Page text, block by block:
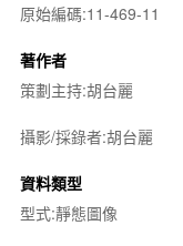
原始編碼:11-469-11
著作者
策劃主持:胡台麗
攝影/採錄者:胡台麗
資料類型
型式:靜態圖像